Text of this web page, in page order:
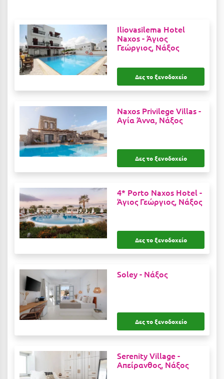
Θάσος
Θεσσαλονίκη
Ιθάκη
Ίος
Καβάλα
Καλάβρυτα
Καλαμπάκα
Κάλυμνος
Iliovasilema Hotel
Naxos -Άγιος
Γεώργιος, Νάξος
Δες το ξενοδοχείο
Naxos Privilege Villas -
Αγία Άννα, Νάξος
Δες το ξενοδοχείο
4* Porto Naxos Hotel -
Άγιος Γεώργιος, Νάξος
Δες το ξενοδοχείο
Soley - Νάξος
Δες το ξενοδοχείο
Serenity Village -
Απείρανθος, Νάξος